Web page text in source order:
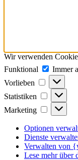
Wir verwenden
Funktional
Immer
Vorlieben
Vorlieben
Statistiken
Marketing
Optionen
Dienste
Verwalten von
Lese mehr über